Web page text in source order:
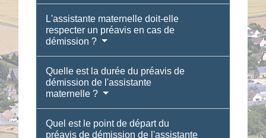
L'assistante maternelle doit-elle
respecter un préavis en cas de
démission ?
Quelle est la durée du préavis de
démission de l'assistante
maternelle ?
Quel est le point de départ du
préavis de démission de l'assistante